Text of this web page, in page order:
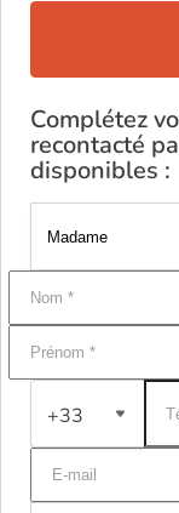
Complétez
recontacté
disponibles :
+33